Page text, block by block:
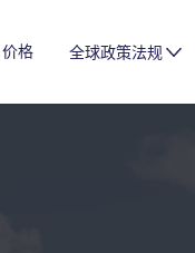
价格 全球政策法规